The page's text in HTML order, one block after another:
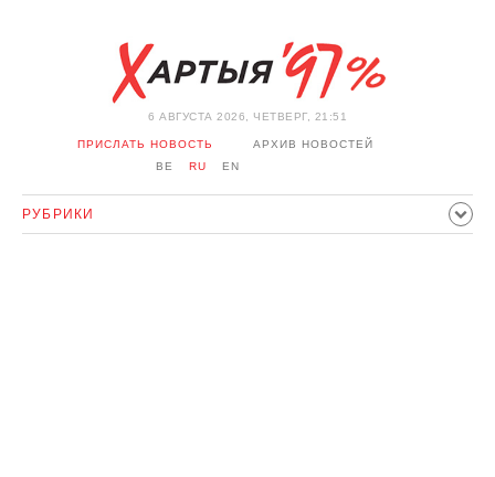
6 АВГУСТА 2026, ЧЕТВЕРГ, 21:51
ПРИСЛАТЬ НОВОСТЬ
АРХИВ НОВОСТЕЙ
BE
RU EN
РУБРИКИ